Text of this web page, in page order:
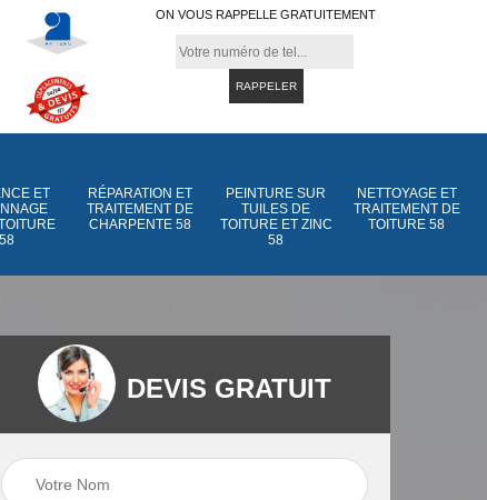
ON VOUS RAPPELLE GRATUITEMENT
ET
58
RÉPARATION ET
TRAITEMENT DE
CHARPENTE 58
PEINTURE SUR
TUILES DE
TOITURE ET ZINC
58
NETTOYAGE ET
TRAITEMENT DE
TOITURE 58
Peinture sur tuiles
Peinture sur tuiles
de toiture et zinc
DEVIS GRATUIT